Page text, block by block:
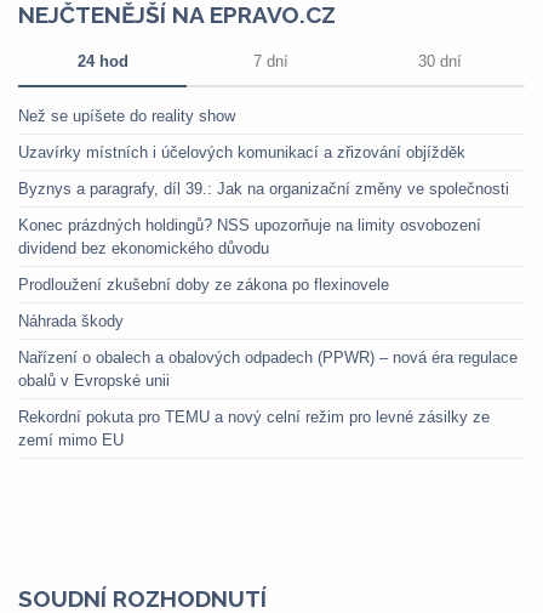
NEJČTENĚJŠÍ NA EPRAVO.CZ
24 hod 7 dní 30 dní
Než se upíšete do reality show
Uzavírky místních i účelových komunikací a zřizování objížděk
Byznys a paragrafy, díl 39.: Jak na organizační změny ve společnosti
Konec prázdných holdingů? NSS upozorňuje na limity osvobození
dividend bez ekonomického důvodu
Prodloužení zkušební doby ze zákona po flexinovele
Náhrada škody
Nařízení o obalech a obalových odpadech (PPWR) – nová éra regulace
obalů v Evropské unii
Rekordní pokuta pro TEMU a nový celní režim pro levné zásilky ze
zemí mimo EU
SOUDNÍ ROZHODNUTÍ